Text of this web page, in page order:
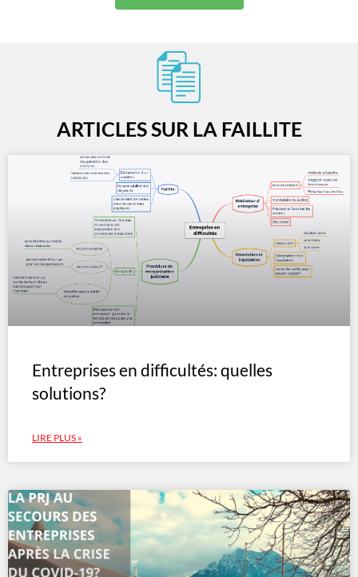
ARTICLES SUR LA FAILLITE
Entreprises en difficultés: quelles
solutions?
LIRE PLUS »